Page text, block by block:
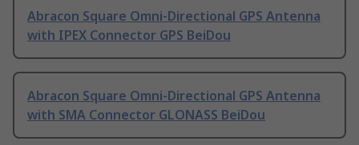
Abracon Square Omni-Directional GPS Antenna
with IPEX Connector GPS BeiDou
Abracon Square Omni-Directional GPS Antenna
with SMA Connector GLONASS BeiDou